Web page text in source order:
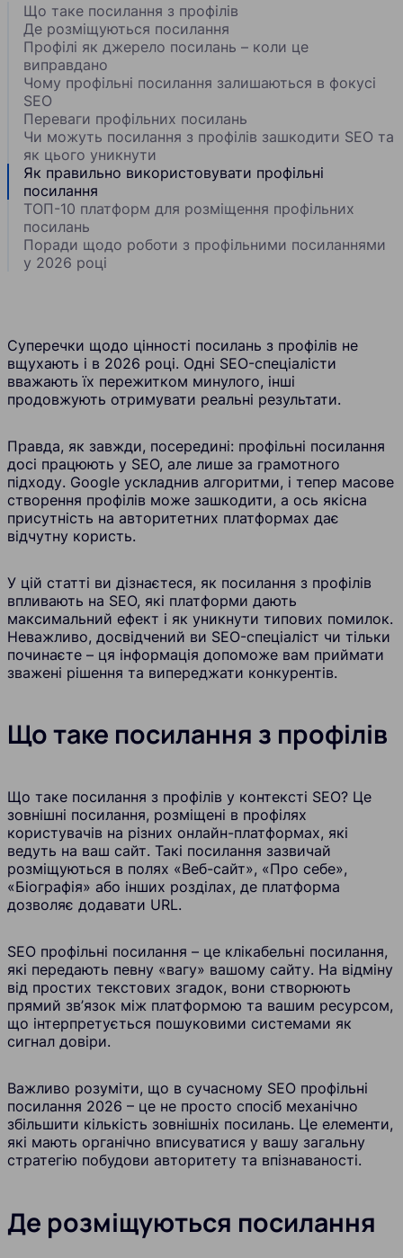
Що таке посилання з профілів
Де розміщуються посилання
Профілі як джерело посилань – коли це
виправдано
Чому профільні посилання залишаються в фокусі
SEO
Переваги профільних посилань
Чи можуть посилання з профілів зашкодити SEO та
як цього уникнути
Як правильно використовувати профільні
посилання
ТОП-10 платформ для розміщення профільних
посилань
Поради щодо роботи з профільними посиланнями
у 2026 році
Суперечки щодо цінності посилань з профілів не
вщухають і в 2026 році. Одні SEO-спеціалісти
вважають їх пережитком минулого, інші
продовжують отримувати реальні результати.
Правда, як завжди, посередині: профільні посилання
досі працюють у SEO, але лише за грамотного
підходу. Google ускладнив алгоритми, і тепер масове
створення профілів може зашкодити, а ось якісна
присутність на авторитетних платформах дає
відчутну користь.
У цій статті ви дізнаєтеся, як посилання з профілів
впливають на SEO, які платформи дають
максимальний ефект і як уникнути типових помилок.
Неважливо, досвідчений ви SEO-спеціаліст чи тільки
починаєте – ця інформація допоможе вам приймати
зважені рішення та випереджати конкурентів.
Що таке посилання з профілів
Що таке посилання з профілів у контексті SEO? Це
зовнішні посилання, розміщені в профілях
користувачів на різних онлайн-платформах, які
ведуть на ваш сайт. Такі посилання зазвичай
розміщуються в полях «Веб-сайт», «Про себе»,
«Біографія» або інших розділах, де платформа
дозволяє додавати URL.
SEO профільні посилання – це клікабельні посилання,
які передають певну «вагу» вашому сайту. На відміну
від простих текстових згадок, вони створюють
прямий зв’язок між платформою та вашим ресурсом,
що інтерпретується пошуковими системами як
сигнал довіри.
Важливо розуміти, що в сучасному SEO профільні
посилання 2026 – це не просто спосіб механічно
збільшити кількість зовнішніх посилань. Це елементи,
які мають органічно вписуватися у вашу загальну
стратегію побудови авторитету та впізнаваності.
Де розміщуються посилання